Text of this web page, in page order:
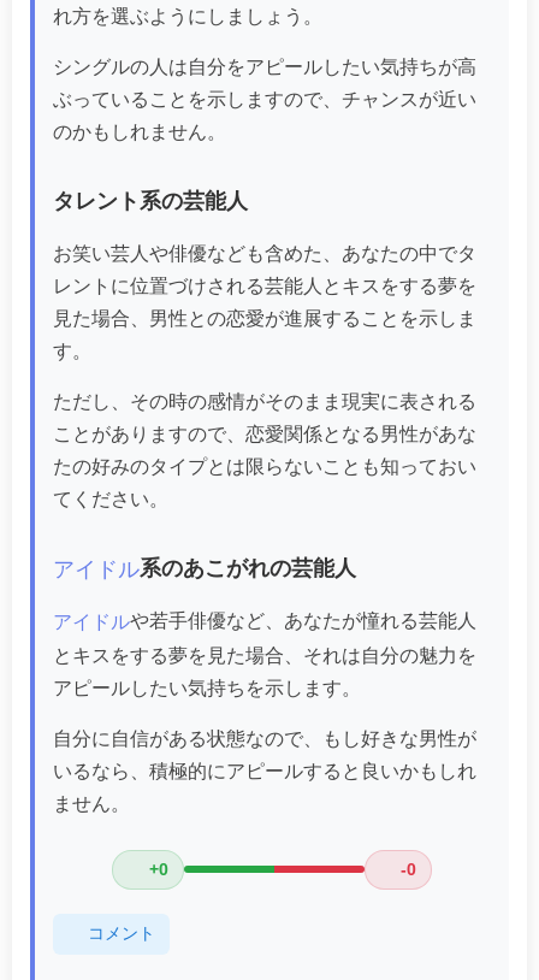
れ方を選ぶようにしましょう。
シングルの人は自分をアピールしたい気持ちが高
ぶっていることを示しますので、チャンスが近い
のかもしれません。
タレント系の芸能人
お笑い芸人や俳優なども含めた、あなたの中でタ
レントに位置づけされる芸能人とキスをする夢を
見た場合、男性との恋愛が進展することを示しま
す。
ただし、その時の感情がそのまま現実に表される
ことがありますので、恋愛関係となる男性があな
たの好みのタイプとは限らないことも知っておい
てください。
アイドル系のあこがれの芸能人
アイドルや若手俳優など、あなたが憧れる芸能人
とキスをする夢を見た場合、それは自分の魅力を
アピールしたい気持ちを示します。
自分に自信がある状態なので、もし好きな男性が
いるなら、積極的にアピールすると良いかもしれ
ません。
+0 -0
コメント